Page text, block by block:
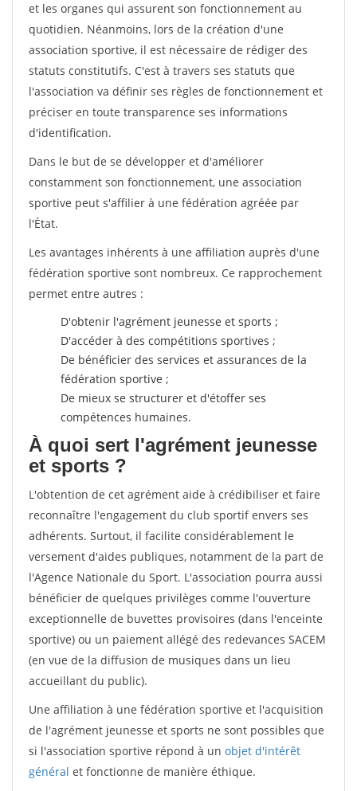
et les organes qui assurent son fonctionnement au
quotidien. Néanmoins, lors de la création d'une
association sportive, il est nécessaire de rédiger des
statuts constitutifs. C'est à travers ses statuts que
l'association va définir ses règles de fonctionnement et
préciser en toute transparence ses informations
d'identification.
Dans le but de se développer et d'améliorer
constamment son fonctionnement, une association
sportive peut s'affilier à une fédération agréée par
l'État.
Les avantages inhérents à une affiliation auprès d'une
fédération sportive sont nombreux. Ce rapprochement
permet entre autres :
D'obtenir l'agrément jeunesse et sports ;
D'accéder à des compétitions sportives ;
De bénéficier des services et assurances de la
fédération sportive ;
De mieux se structurer et d'étoffer ses
compétences humaines.
À quoi sert l'agrément jeunesse
et sports ?
L'obtention de cet agrément aide à crédibiliser et faire
reconnaître l'engagement du club sportif envers ses
adhérents. Surtout, il facilite considérablement le
versement d'aides publiques, notamment de la part de
l'Agence Nationale du Sport. L'association pourra aussi
bénéficier de quelques privilèges comme l'ouverture
exceptionnelle de buvettes provisoires (dans l'enceinte
sportive) ou un paiement allégé des redevances SACEM
(en vue de la diffusion de musiques dans un lieu
accueillant du public).
Une affiliation à une fédération sportive et l'acquisition
de l'agrément jeunesse et sports ne sont possibles que
si l'association sportive répond à un objet d'intérêt
général et fonctionne de manière éthique.